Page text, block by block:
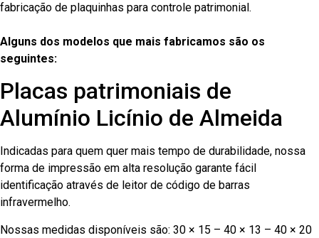
fabricação de plaquinhas para controle patrimonial.
Alguns dos modelos que mais fabricamos são os
seguintes:
Placas patrimoniais de
Alumínio Licínio de Almeida
Indicadas para quem quer mais tempo de durabilidade, nossa
forma de impressão em alta resolução garante fácil
identificação através de leitor de código de barras
infravermelho.
Nossas medidas disponíveis são: 30 × 15 – 40 × 13 – 40 × 20